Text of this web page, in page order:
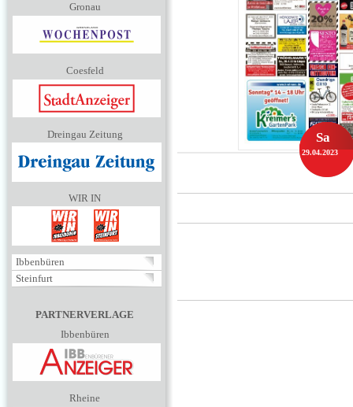
Gronau
Coesfeld
Dreingau Zeitung
WIR IN
Ibbenbüren
Steinfurt
PARTNERVERLAGE
Ibbenbüren
Rheine
Sa
29.04.2023